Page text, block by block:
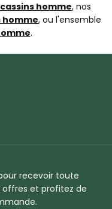
homme, nos
homme, ou l'ensemble
.
recevoir toute
et profitez de